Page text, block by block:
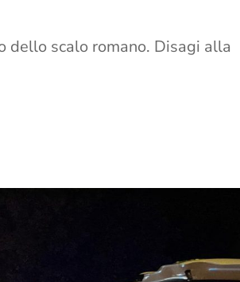
dello scalo romano. Disagi alla